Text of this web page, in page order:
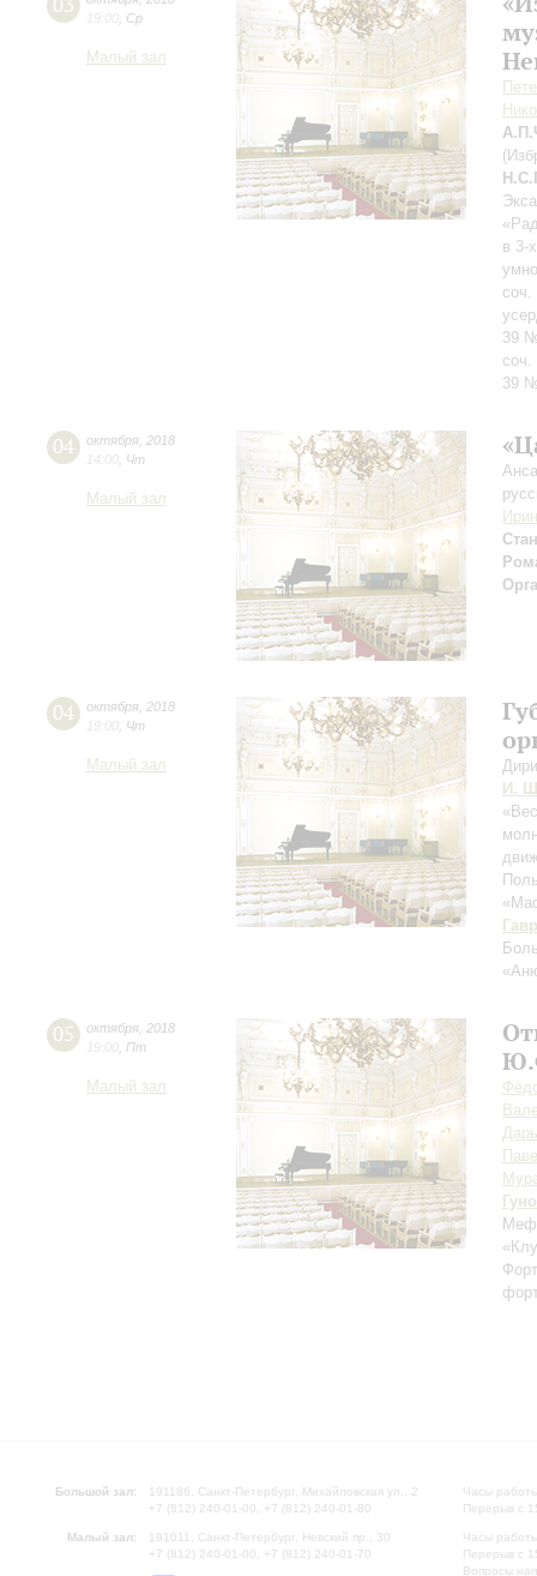
19:00 Ср
Малый зал
в 3-
39
39
04 октября 2018
14:00 Чт
Малый зал
04 октября 2018
19:00 Чт
Малый зал
И.
05 октября 2018
19:00 Пт
Малый зал
Гуно
Большой зал:
191186, Санкт-Петербург, Михайловская ул., 2
+7 (812) 240-01-00, +7 (812) 240-01-80
Малый зал:
191011, Санкт-Петербург, Невский пр., 30
+7 (812) 240-01-00, +7 (812) 240-01-70
Часы
Перерыв с
Часы
Перерыв с
Вопросы